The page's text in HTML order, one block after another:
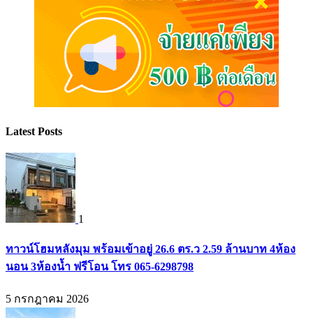
Latest Posts
1
ทาวน์โฮมหลังมุม พร้อมเข้าอยู่ 26.6 ตร.ว 2.59 ล้านบาท 4ห้อง
นอน 3ห้องน้ำ ฟรีโอน โทร 065-6298798
5 กรกฎาคม 2026